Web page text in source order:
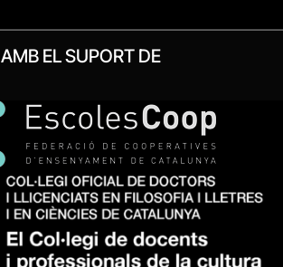
AMB EL SUPORT DE